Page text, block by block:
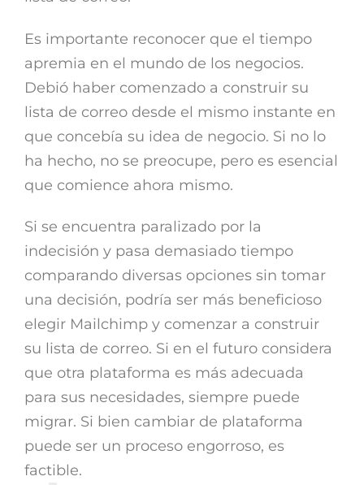
Es importante reconocer que el tiempo
apremia en el mundo de los negocios.
Debió haber comenzado a construir su
lista de correo desde el mismo instante en
que concebía su idea de negocio. Si no lo
ha hecho, no se preocupe, pero es esencial
que comience ahora mismo.
Si se encuentra paralizado por la
indecisión y pasa demasiado tiempo
comparando diversas opciones sin tomar
una decisión, podría ser más beneficioso
elegir Mailchimp y comenzar a construir
su lista de correo. Si en el futuro considera
que otra plataforma es más adecuada
para sus necesidades, siempre puede
migrar. Si bien cambiar de plataforma
puede ser un proceso engorroso, es
factible.